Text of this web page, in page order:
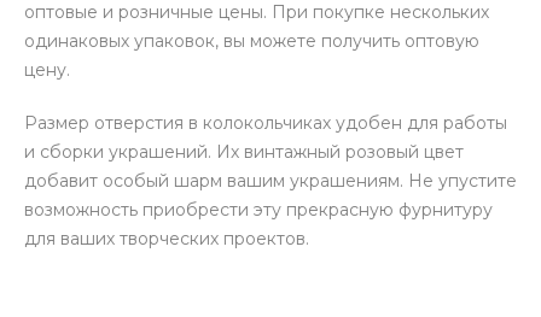
оптовые и розничные цены. При покупке нескольких
одинаковых упаковок, вы можете получить оптовую
цену.
Размер отверстия в колокольчиках удобен для работы
и сборки украшений. Их винтажный розовый цвет
добавит особый шарм вашим украшениям. Не упустите
возможность приобрести эту прекрасную фурнитуру
для ваших творческих проектов.